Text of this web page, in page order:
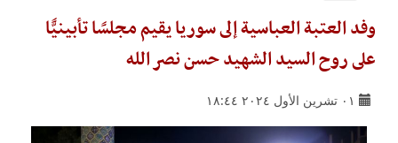
وفد العتبة العباسية إلى سوريا يقيم مجلسًا تأبينيًّا
على روح السيد الشهيد حسن نصر الله
٠١ تشرين الأول ٢٠٢٤ ١٨:٤٤